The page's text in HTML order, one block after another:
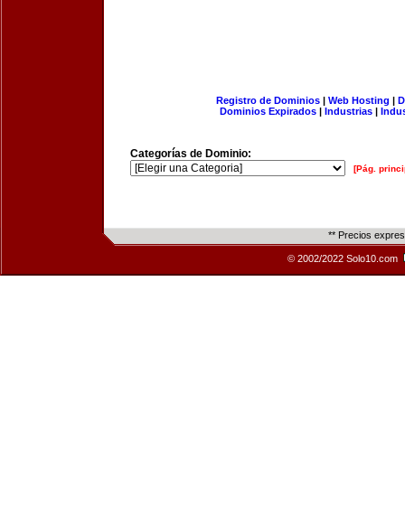
Registro de Dominios| Web Hosting |
Dominios Expirados | Industrias |
Categorías de Dominio:
[Pág.
** Precios
© 2002/2022 Solo10.com